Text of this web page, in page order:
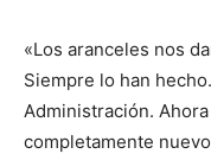
«Los aranceles nos
Siempre lo han
Administración.
completamente